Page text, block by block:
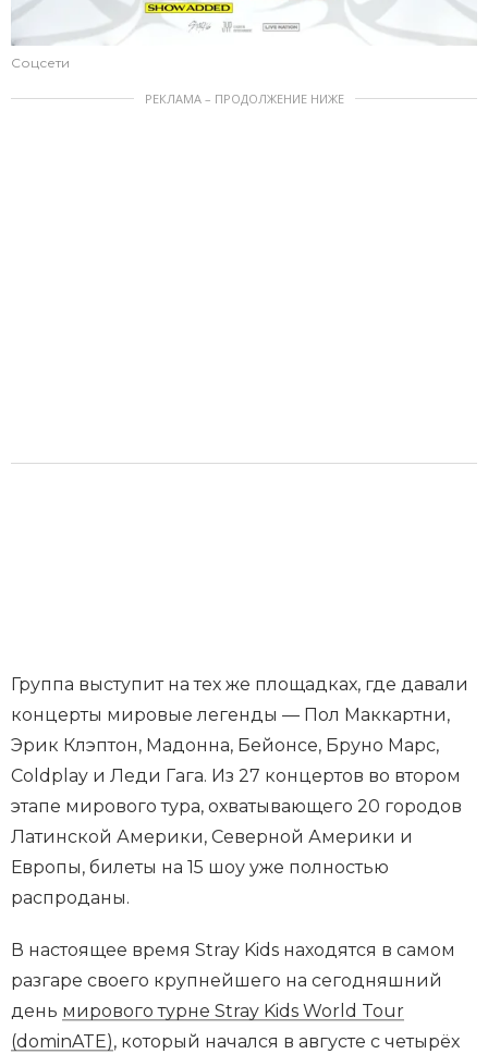
Соцсети
РЕКЛАМА – ПРОДОЛЖЕНИЕ НИЖЕ
Группа выступит на тех же площадках, где давали
концерты мировые легенды — Пол Маккартни,
Эрик Клэптон, Мадонна, Бейонсе, Бруно Марс,
Coldplay и Леди Гага. Из 27 концертов во втором
этапе мирового тура, охватывающего 20 городов
Латинской Америки, Северной Америки и
Европы, билеты на 15 шоу уже полностью
распроданы.
В настоящее время Stray Kids находятся в самом
разгаре своего крупнейшего на сегодняшний
день мирового турне Stray Kids World Tour
(dominATE), который начался в августе с четырёх